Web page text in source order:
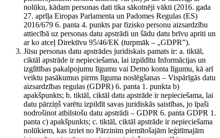
nolūku, kādam personas dati tika sākotnēji vākti (2016. gada
27. aprīļa Eiropas Parlamenta un Padomes Regulas (ES)
2016/679 6. panta 4. punkts par fizisko personu aizsardzību
attiecībā uz personas datu apstrādi un šādu datu brīvu apriti un
ar ko atceļ Direktīvu 95/46/EK (turpmāk – „GDPR”).
Jūsu personas datu apstrādes juridiskais pamats ir: a. tiktāl,
ciktāl apstrāde ir nepieciešama, lai izpildītu Informācijas un
izglītības pakalpojumu līgumu vai Demo konta līgumu, kā arī
veiktu pasākumus pirms līguma noslēgšanas – Vispārīgās datu
aizsardzības regulas (GDPR) 6. panta 1. punkta b)
apakšpunkts; b. tiktāl, ciktāl datu apstrāde ir nepieciešama, lai
datu pārziņš varētu izpildīt savas juridiskās saistības, jo īpaši
nodrošinot atbilstošu datu apstrādi – GDPR 6. panta GDPR 1.
panta c) apakšpunkts; c. tiktāl, ciktāl apstrāde ir nepieciešama
nolūkiem, kas izriet no Pārzinim piemītošajām leģitīmajām